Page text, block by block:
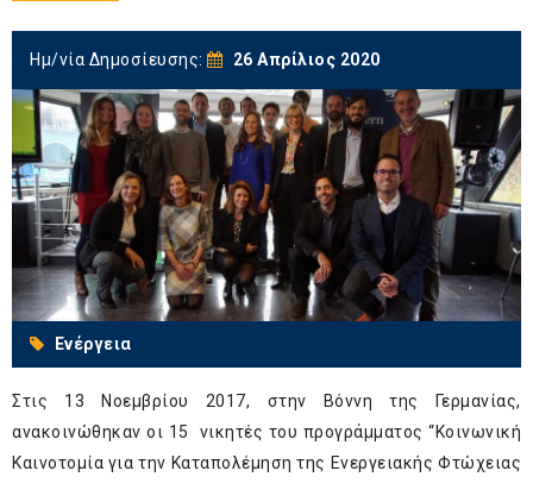
Ημ/νία Δημοσίευσης: 26 Απρίλιος 2020
Ενέργεια
Στις 13 Νοεμβρίου 2017, στην Βόννη της Γερμανίας,
ανακοινώθηκαν οι 15 νικητές του προγράμματος “Κοινωνική
Καινοτομία για την Καταπολέμηση της Ενεργειακής Φτώχειας